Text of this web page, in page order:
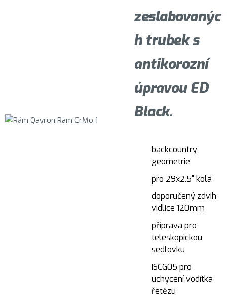
zeslabovanýc
h trubek s
antikorozní
úpravou ED
Black.
backcountry
geometrie
pro 29x2.5" kola
doporučený zdvih
vidlice 120mm
příprava pro
teleskopickou
sedlovku
ISCG05 pro
uchycení vodítka
řetězu